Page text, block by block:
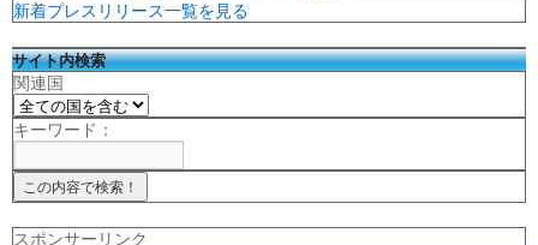
新着プレスリリース一覧を見る
サイト内検索
関連国
キーワード：
スポンサーリンク